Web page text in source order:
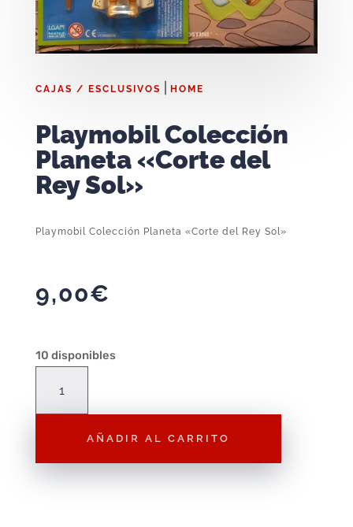
CAJAS / ESCLUSIVOS HOME
Playmobil Colección
Planeta «Corte del
Rey Sol»
Playmobil Colección Planeta «Corte del Rey Sol»
9,00€
10 disponibles
Colección
Planeta
AÑADIR AL CARRITO